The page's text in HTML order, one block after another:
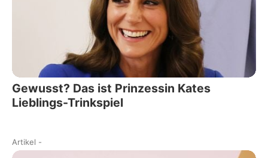
Gewusst? Das ist Prinzessin Kates
Lieblings-Trinkspiel
Artikel -